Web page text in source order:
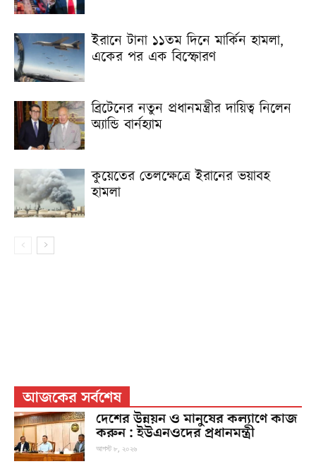
ইরানে টানা ১১তম দিনে মার্কিন হামলা,
একের পর এক বিস্ফোরণ
ব্রিটেনের নতুন প্রধানমন্ত্রীর দায়িত্ব নিলেন
অ্যান্ডি বার্নহ্যাম
কুয়েতের তেলক্ষেত্রে ইরানের ভয়াবহ
হামলা
আজকের সর্বশেষ
দেশের উন্নয়ন ও মানুষের কল্যাণে কাজ
করুন : ইউএনওদের প্রধানমন্ত্রী
আগস্ট ৮, ২০২৬